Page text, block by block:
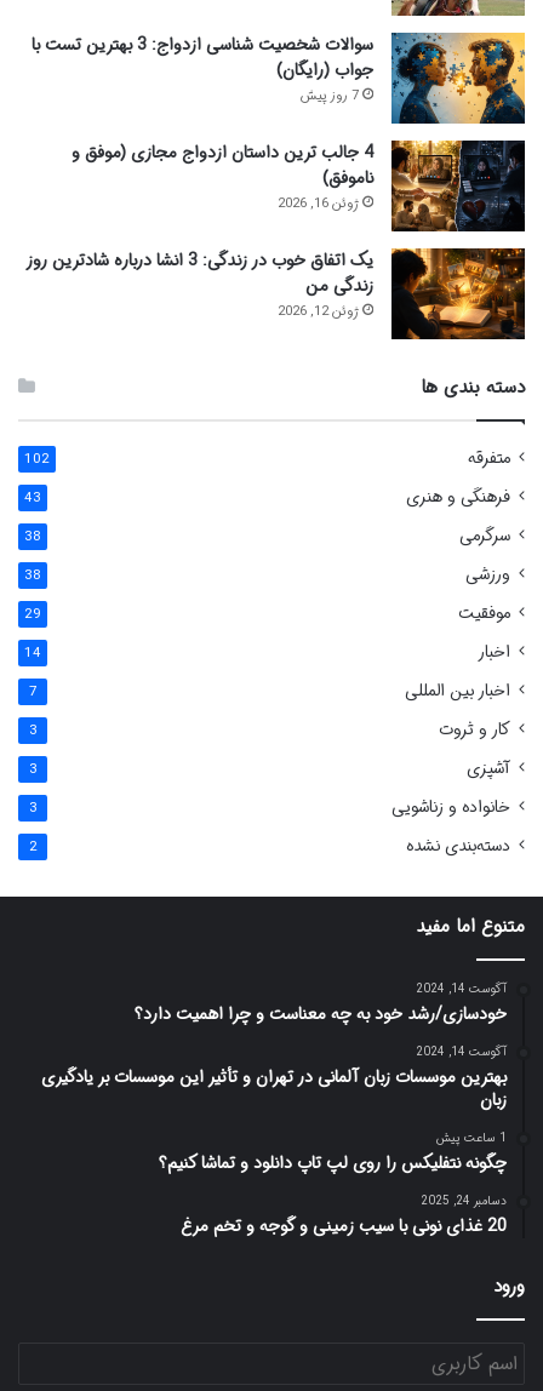
سوالات شخصیت شناسی ازدواج: 3 بهترین تست با
جواب (رایگان)
7 روز پیش
4 جالب ترین داستان ازدواج مجازی (موفق و
ناموفق)
ژوئن 16, 2026
یک اتفاق خوب در زندگی: 3 انشا درباره شادترین روز
زندگی من
ژوئن 12, 2026
دسته بندی ها
متفرقه 102
فرهنگی و هنری 43
سرگرمی 38
ورزشی 38
موفقیت 29
اخبار 14
اخبار بین المللی 7
کار و ثروت 3
آشپزی 3
خانواده و زناشویی 3
دسته‌بندی نشده 2
متنوع اما مفید
آگوست 14, 2024
خودسازی/رشد خود به چه معناست و چرا اهمیت دارد؟
آگوست 14, 2024
بهترین موسسات زبان آلمانی در تهران و تأثیر این موسسات بر یادگیری
زبان
1 ساعت پیش
چگونه نتفلیکس را روی لپ تاپ دانلود و تماشا کنیم؟
دسامبر 24, 2025
20 غذای نونی با سیب زمینی و گوجه و تخم مرغ
ورود